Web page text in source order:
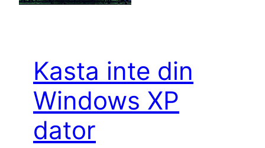
Kasta inte din
Windows XP
dator